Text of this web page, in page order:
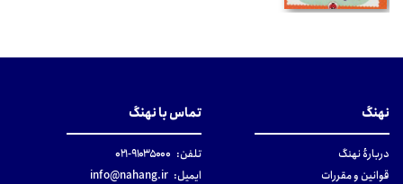
نهنگ
دربارهٔ نهنگ
قوانین و مقررات
تماس با نهنگ
تلفن: ۹۱۰۳۵۰۰۰-۰۲۱
ایمیل: info@nahang.ir